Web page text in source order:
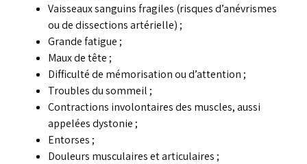
Vaisseaux sanguins fragiles (risques d’anévrismes
ou de dissections artérielle) ;
Grande fatigue ;
Maux de tête ;
Difficulté de mémorisation ou d’attention ;
Troubles du sommeil ;
Contractions involontaires des muscles, aussi
appelées dystonie ;
Entorses ;
Douleurs musculaires et articulaires ;